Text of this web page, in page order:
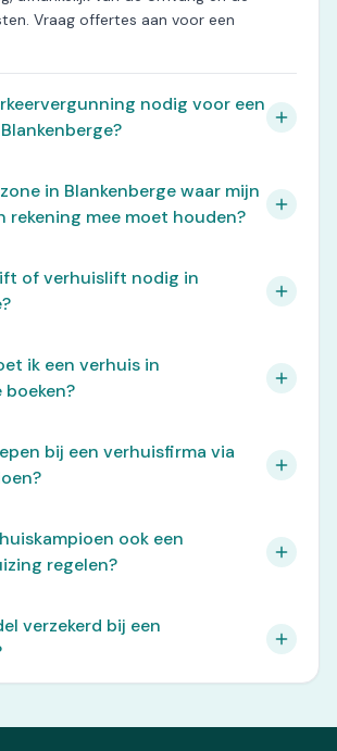
Vraag offertes aan voor een
nodig voor een
in Blankenberge waar mijn
rekening mee moet houden?
of verhuislift nodig in
ik een verhuis in
boeken?
bij een verhuisfirma via
ook een
regelen?
verzekerd bij een